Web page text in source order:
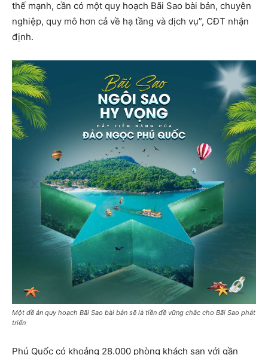
thế mạnh, cần có một quy hoạch Bãi Sao bài bản, chuyên
nghiệp, quy mô hơn cả về hạ tầng và dịch vụ”, CĐT nhận
định.
Một đề án quy hoạch Bãi Sao bài bản sẽ là tiền đề vững chắc cho Bãi Sao phát
triển
Phú Quốc có khoảng 28.000 phòng khách sạn với gần